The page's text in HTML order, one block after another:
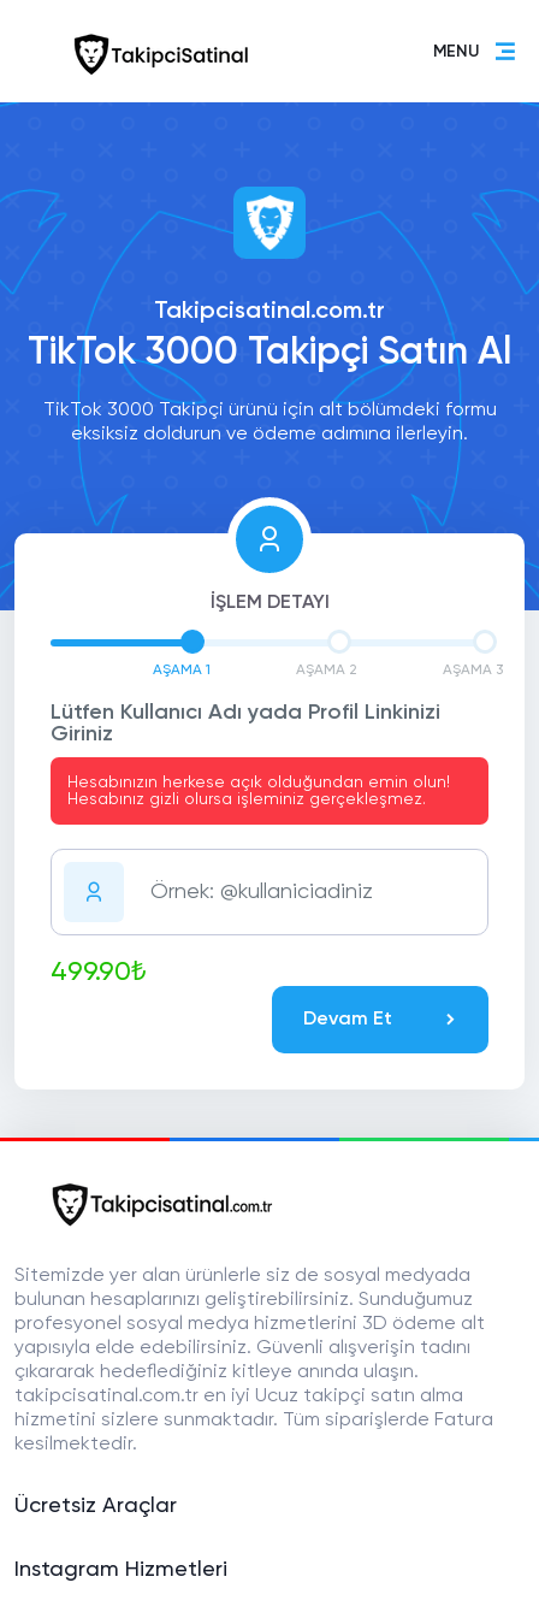
MENU
Takipcisatinal.com.tr
TikTok 3000 Takipçi Satın Al
TikTok 3000 Takipçi ürünü için alt bölümdeki formu
eksiksiz doldurun ve ödeme adımına ilerleyin.
İŞLEM DETAYI
AŞAMA 1 AŞAMA 2 AŞAMA 3
Lütfen Kullanıcı Adı yada Profil Linkinizi
Giriniz
Hesabınızın herkese açık olduğundan emin olun!
Hesabınız gizli olursa işleminiz gerçekleşmez.
499.90₺
Devam Et
Sitemizde yer alan ürünlerle siz de sosyal medyada
bulunan hesaplarınızı geliştirebilirsiniz. Sunduğumuz
profesyonel sosyal medya hizmetlerini 3D ödeme alt
yapısıyla elde edebilirsiniz. Güvenli alışverişin tadını
çıkararak hedeflediğiniz kitleye anında ulaşın.
takipcisatinal.com.tr en iyi Ucuz takipçi satın alma
hizmetini sizlere sunmaktadır. Tüm siparişlerde Fatura
kesilmektedir.
Ücretsiz Araçlar
Instagram Hizmetleri